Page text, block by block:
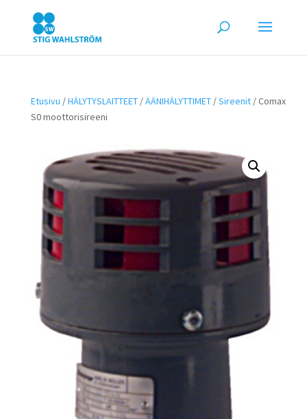
Etusivu /HÄLYTYSLAITTEET/ÄÄNIHÄLYTTIMET/Sireenit/ Comax
S0 moottorisireeni